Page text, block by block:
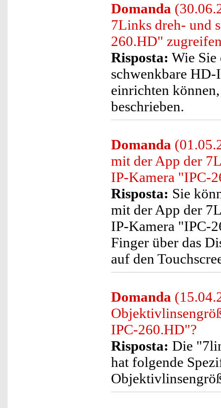
Domanda
7Links dreh- und
260.HD"
Risposta: Wie
schwenkbare
einrichten
beschrieben.
Domanda
mit der App der
IP-Kamera "IPC-
Risposta: Sie
mit der App der
IP-Kamera "IPC-
Finger über das
auf den
Domanda
IPC-260.HD"?
Risposta: Die
hat folgende